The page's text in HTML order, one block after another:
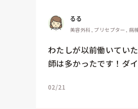
るる
美容外科, プリセプター, 病
わたしが以前働いてい
師は多かったです！ダ
02/21